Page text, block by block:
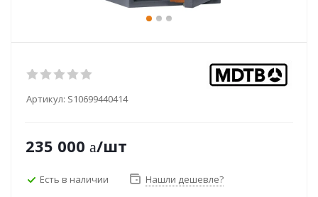
Артикул: S10699440414
235 000 /шт
Есть в наличии Нашли дешевле?